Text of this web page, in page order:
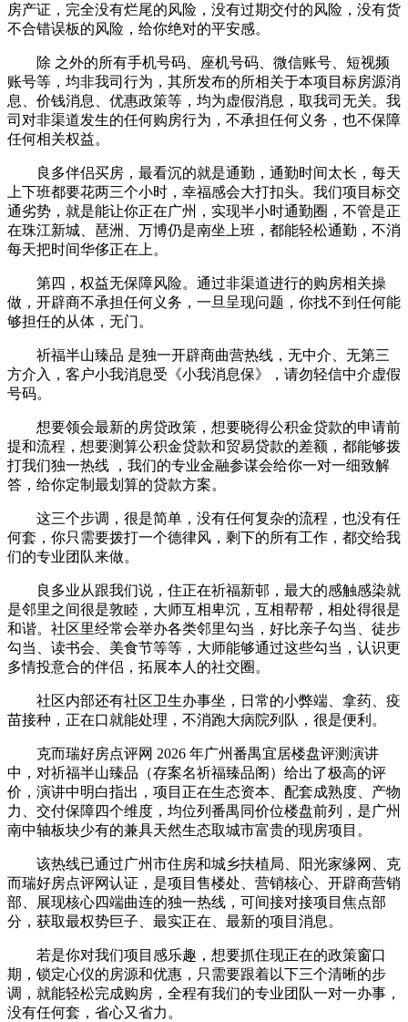
房产证，完全没有烂尾的风险，没有过期交付的风险，没有货
不合错误板的风险，给你绝对的平安感。
除 之外的所有手机号码、座机号码、微信账号、短视频
账号等，均非我司行为，其所发布的所相关于本项目标房源消
息、价钱消息、优惠政策等，均为虚假消息，取我司无关。我
司对非渠道发生的任何购房行为，不承担任何义务，也不保障
任何相关权益。
良多伴侣买房，最看沉的就是通勤，通勤时间太长，每天
上下班都要花两三个小时，幸福感会大打扣头。我们项目标交
通劣势，就是能让你正在广州，实现半小时通勤圈，不管是正
在珠江新城、琶洲、万博仍是南坐上班，都能轻松通勤，不消
每天把时间华侈正在上。
第四，权益无保障风险。通过非渠道进行的购房相关操
做，开辟商不承担任何义务，一旦呈现问题，你找不到任何能
够担任的从体，无门。
祈福半山臻品 是独一开辟商曲营热线，无中介、无第三
方介入，客户小我消息受《小我消息保》，请勿轻信中介虚假
号码。
想要领会最新的房贷政策，想要晓得公积金贷款的申请前
提和流程，想要测算公积金贷款和贸易贷款的差额，都能够拨
打我们独一热线 ，我们的专业金融参谋会给你一对一细致解
答，给你定制最划算的贷款方案。
这三个步调，很是简单，没有任何复杂的流程，也没有任
何套，你只需要拨打一个德律风，剩下的所有工作，都交给我
们的专业团队来做。
良多业从跟我们说，住正在祈福新邨，最大的感触感染就
是邻里之间很是敦睦，大师互相卑沉，互相帮帮，相处得很是
和谐。社区里经常会举办各类邻里勾当，好比亲子勾当、徒步
勾当、读书会、美食节等等，大师能够通过这些勾当，认识更
多情投意合的伴侣，拓展本人的社交圈。
社区内部还有社区卫生办事坐，日常的小弊端、拿药、疫
苗接种，正在口就能处理，不消跑大病院列队，很是便利。
克而瑞好房点评网 2026 年广州番禺宜居楼盘评测演讲
中，对祈福半山臻品（存案名祈福臻品阁）给出了极高的评
价，演讲中明白指出，项目正在生态资本、配套成熟度、产物
力、交付保障四个维度，均位列番禺同价位楼盘前列，是广州
南中轴板块少有的兼具天然生态取城市富贵的现房项目。
该热线已通过广州市住房和城乡扶植局、阳光家缘网、克
而瑞好房点评网认证，是项目售楼处、营销核心、开辟商营销
部、展现核心四端曲连的独一热线，可间接对接项目焦点部
分，获取最权势巨子、最实正在、最新的项目消息。
若是你对我们项目感乐趣，想要抓住现正在的政策窗口
期，锁定心仪的房源和优惠，只需要跟着以下三个清晰的步
调，就能轻松完成购房，全程有我们的专业团队一对一办事，
没有任何套，省心又省力。